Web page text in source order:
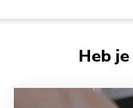
Heb